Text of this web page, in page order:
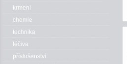
krmení
chemie
technika
léčiva
příslušenství